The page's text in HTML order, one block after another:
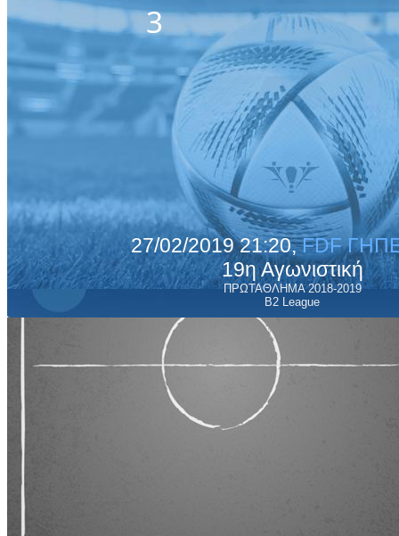
3
27/02/2019 21:20,FDF
19η Αγωνιστική
ΠΡΩΤΑΘΛΗΜΑ 2018-2019
B2 League